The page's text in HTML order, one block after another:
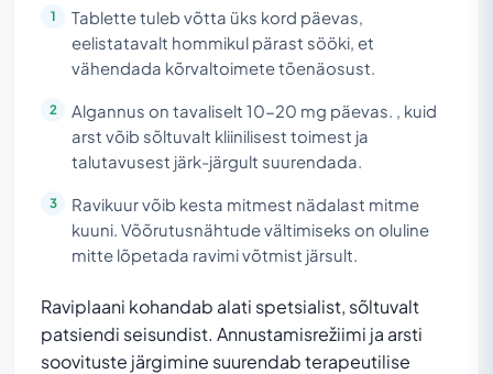
Tablette tuleb võtta üks kord päevas,
eelistatavalt hommikul pärast sööki, et
vähendada kõrvaltoimete tõenäosust.
Algannus on tavaliselt 10-20 mg päevas. , kuid
arst võib sõltuvalt kliinilisest toimest ja
talutavusest järk-järgult suurendada.
Ravikuur võib kesta mitmest nädalast mitme
kuuni. Võõrutusnähtude vältimiseks on oluline
mitte lõpetada ravimi võtmist järsult.
Raviplaani kohandab alati spetsialist, sõltuvalt
patsiendi seisundist. Annustamisrežiimi ja arsti
soovituste järgimine suurendab terapeutilise